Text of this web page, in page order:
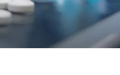
تقييم الفعالية
الطب الانتقالي والمؤشرات
دعم تقديم IND
شهادات العملاء